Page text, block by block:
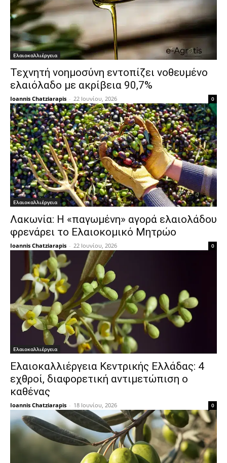
Ελαιοκαλλιέργεια
Τεχνητή νοημοσύνη εντοπίζει νοθευμένο
ελαιόλαδο με ακρίβεια 90,7%
Ioannis Chatziarapis - 22 Ιουνίου, 2026 0
Ελαιοκαλλιέργεια
Λακωνία: Η «παγωμένη» αγορά ελαιολάδου
φρενάρει το Ελαιοκομικό Μητρώο
Ioannis Chatziarapis - 22 Ιουνίου, 2026 0
Ελαιοκαλλιέργεια
Ελαιοκαλλιέργεια Κεντρικής Ελλάδας: 4
εχθροί, διαφορετική αντιμετώπιση ο
καθένας
Ioannis Chatziarapis - 18 Ιουνίου, 2026 0